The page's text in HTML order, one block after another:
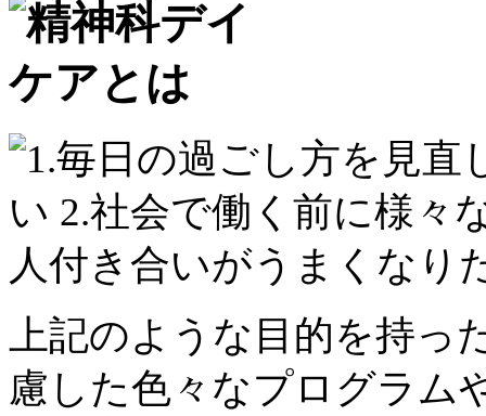
上記のような目的を持っ
慮した色々なプログラム